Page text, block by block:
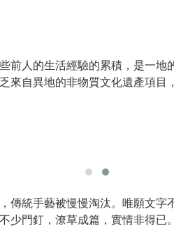
人的生活經驗的累積，是一地
自異地的非物質文化遺產項目
傳統手藝被慢慢淘汰。唯願文
門釘，潦草成篇，實情非得已。